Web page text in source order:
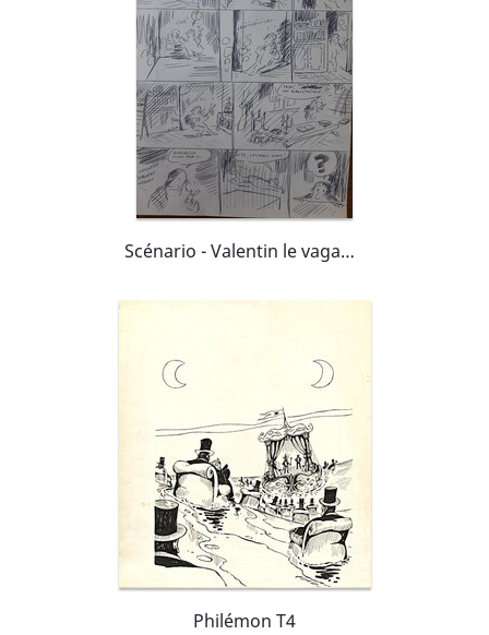
Scénario - Valentin le vagabond- L'alchimiste
Philémon T4